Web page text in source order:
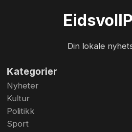
Eidsvoll
Din lokale
Kategorier
Nyheter
Kultur
Politikk
Sport